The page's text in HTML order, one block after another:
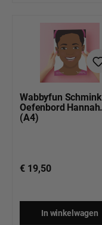
Wabbyfun Schmink
Oefenbord Hannah
(A4)
€ 19,50
In winkelwagen